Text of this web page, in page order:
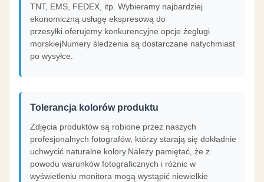
TNT, EMS, FEDEX, itp. Wybieramy najbardziej
ekonomiczną usługę ekspresową do
przesyłki.oferujemy konkurencyjne opcje żeglugi
morskiejNumery śledzenia są dostarczane natychmiast
po wysyłce.
Tolerancja kolorów produktu
Zdjęcia produktów są robione przez naszych
profesjonalnych fotografów, którzy starają się dokładnie
uchwycić naturalne kolory.Należy pamiętać, że z
powodu warunków fotograficznych i różnic w
wyświetleniu monitora mogą wystąpić niewielkie